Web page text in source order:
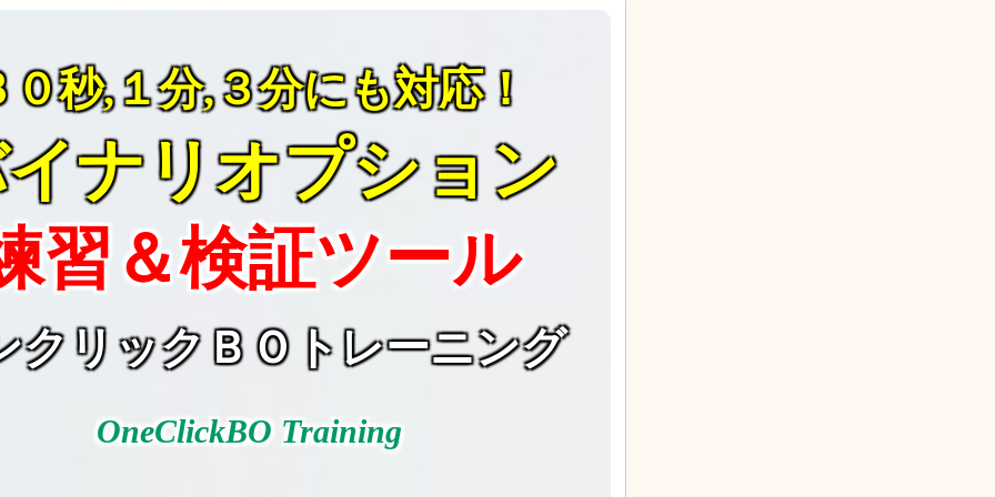
０秒,１分,３分にも対応！
ナリオプション
習＆検証ツール
クリックＢＯトレーニング
OneClickBO Training